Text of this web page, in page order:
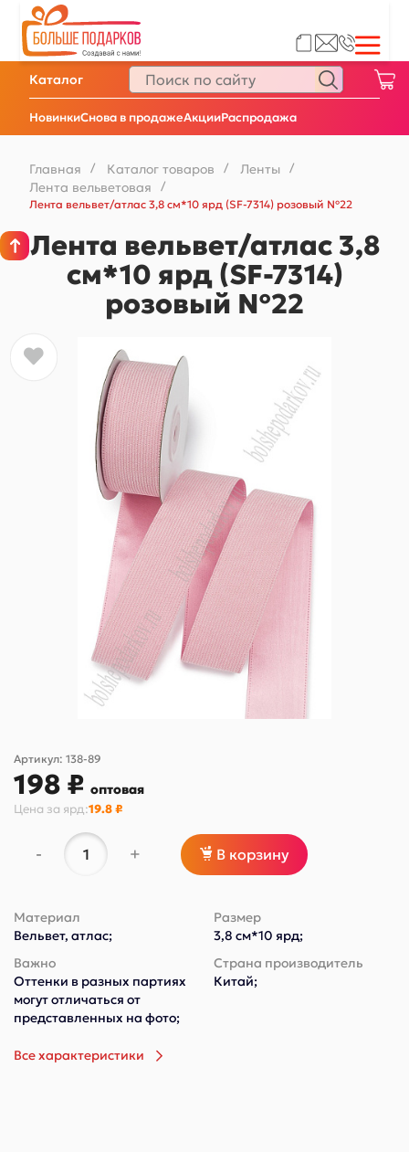
НовинкиСнова в продажеАкцииРаспродажа
Каталог
Главная / Каталог товаров / Ленты /
Лента вельветовая
/
Лента вельвет/атлас 3,8 см*10 ярд (SF-7314) розовый №22
Лента вельвет/атлас 3,8
см*10 ярд (SF-7314)
розовый №22
Артикул: 138-89
198 ₽ оптовая
Цена за ярд:19.8 ₽
- + В корзину
Материал
Вельвет, атлас;
Размер
3,8 см*10 ярд;
Важно
Оттенки в разных партиях
могут отличаться от
представленных на фото;
Страна производитель
Китай;
Все характеристики